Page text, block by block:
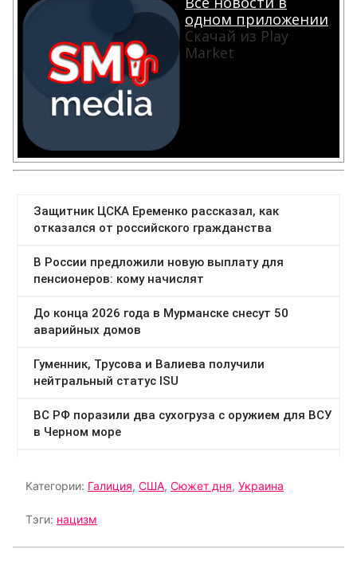
одном приложении
Скачай из Play
Market
Категории: Галиция, США, Сюжет дня, Украина
Тэги: нацизм